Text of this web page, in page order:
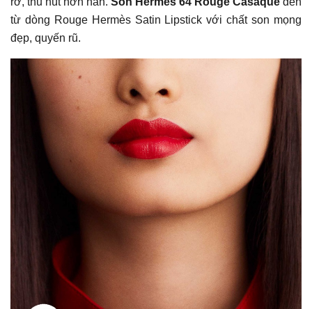
từ dòng Rouge Hermès Satin Lipstick với chất son mọng
đẹp, quyến rũ.